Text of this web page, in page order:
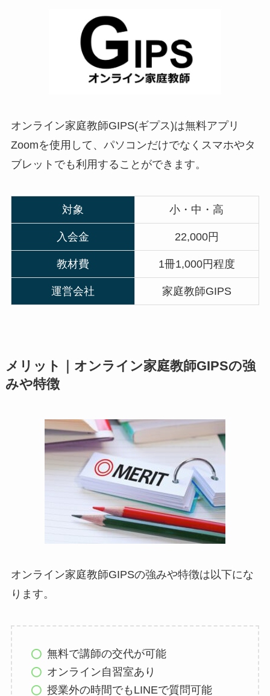
オンライン家庭教師GIPS(ギプス)は無料アプリ
Zoomを使用して、パソコンだけでなくスマホやタ
ブレットでも利用することができます。
対象 小・中・高
入会金 22,000円
教材費 1冊1,000円程度
運営会社 家庭教師GIPS
メリット｜オンライン家庭教師GIPSの強
みや特徴
オンライン家庭教師GIPSの強みや特徴は以下にな
ります。
無料で講師の交代が可能
オンライン自習室あり
授業外の時間でもLINEで質問可能